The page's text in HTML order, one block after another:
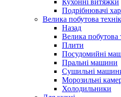
Кухонні витяжки
Подрібнювачі
Велика побутова
Назад
Велика побутова
Плити
Посудомийні
Пральні машини
Сушильні
Морозильні
Холодильники